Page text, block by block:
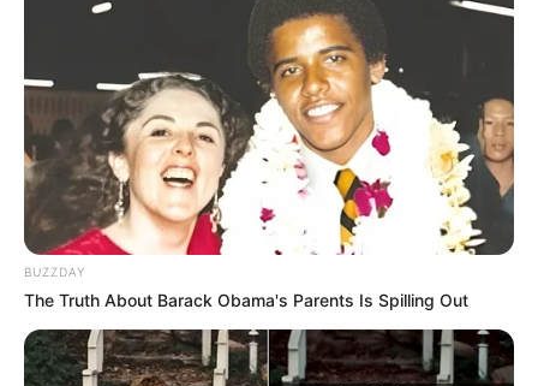
no original) alcançou a maior audiência de toda a série. Exibido na
última terça-feira, 10, pela emissora sul-coreana tvN, o capítulo
encerrou a trama com um feito expressivo e confirmou o sucesso
da produção junto ao público.
Recorde confirmado por instituto oficial
De acordo com dados da Nielsen Korea, divulgados pelo portal
Soompi, o 12º episódio registrou média nacional de 5,7% de
audiência.
Intitulado “Seu Tio… É Aquele Cara?”, o capítulo se tornou o mais
visto do dorama em tempo real, estabelecendo um novo recorde
para a série na televisão sul-coreana.
BUZZDAY
The Truth About Barack Obama's Parents Is Spilling Out